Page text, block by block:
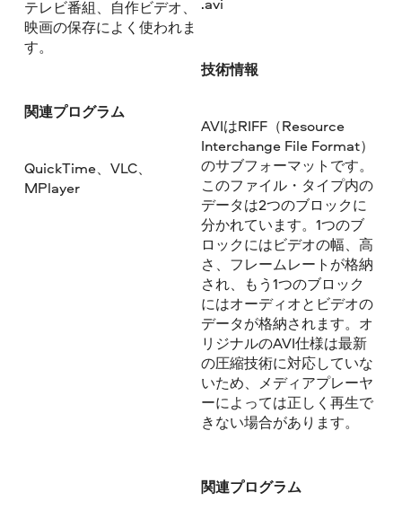
テレビ番組、自作ビデオ、
映画の保存によく使われま
す。
関連プログラム
QuickTime、VLC、
MPlayer
技術情報
AVIはRIFF（Resource
Interchange File Format）
のサブフォーマットです。
このファイル・タイプ内の
データは2つのブロックに
分かれています。1つのブ
ロックにはビデオの幅、高
さ、フレームレートが格納
され、もう1つのブロック
にはオーディオとビデオの
データが格納されます。オ
リジナルのAVI仕様は最新
の圧縮技術に対応していな
いため、メディアプレーヤ
ーによっては正しく再生で
きない場合があります。
関連プログラム